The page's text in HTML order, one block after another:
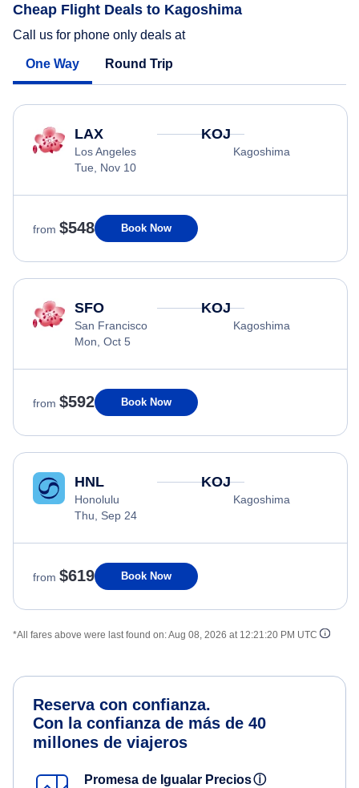
Cheap Flight Deals to Kagoshima
Call us for phone only deals at
One Way Round Trip
LAX
Los Angeles
Tue, Nov 10
KOJ
Kagoshima
from $548 Book Now
SFO
San Francisco
Mon, Oct 5
KOJ
Kagoshima
from $592 Book Now
HNL
Honolulu
Thu, Sep 24
KOJ
Kagoshima
from $619 Book Now
*All fares above were last found on:Aug 08, 2026 at 12:21:20 PM UTC
Reserva con confianza.
Con la confianza de más de 40
millones de viajeros
Promesa de Igualar Preciosⓘ